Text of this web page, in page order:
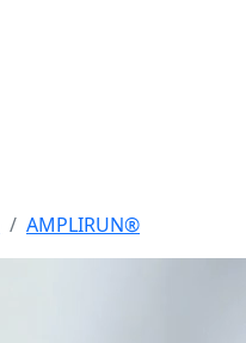
AMPLIRUN®